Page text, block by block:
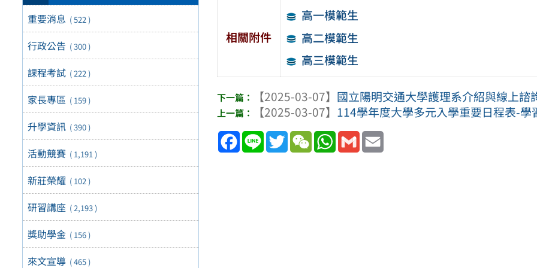
重要消息 ( 522 )
行政公告 ( 300 )
課程考試 ( 222 )
家長專區 ( 159 )
升學資訊 ( 390 )
活動競賽 ( 1,191 )
新莊榮耀 ( 102 )
研習講座 ( 2,193 )
獎助學金 ( 156 )
來文宣導 ( 465 )
相關附件
高一模範生
高二模範生
高三模範生
【2025-03-07】 國立陽明交通大學護理系介紹與線上諮
【2025-03-07】 114學年度大學多元入學重要日程表-學
Facebook
Line TwitterWeChatWhatsApp
Gmail